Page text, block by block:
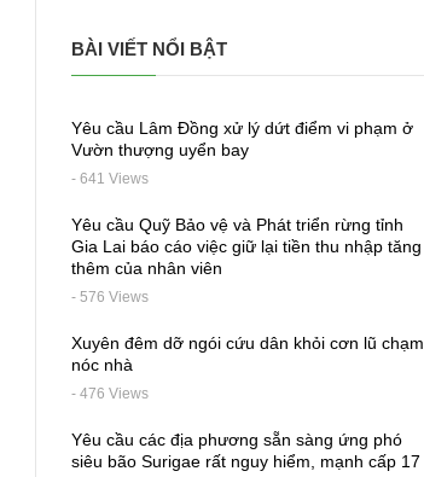
BÀI VIẾT NỔI BẬT
Yêu cầu Lâm Đồng xử lý dứt điểm vi phạm ở
Vườn thượng uyển bay
- 641 Views
Yêu cầu Quỹ Bảo vệ và Phát triển rừng tỉnh
Gia Lai báo cáo việc giữ lại tiền thu nhập tăng
thêm của nhân viên
- 576 Views
Xuyên đêm dỡ ngói cứu dân khỏi cơn lũ chạm
nóc nhà
- 476 Views
Yêu cầu các địa phương sẵn sàng ứng phó
siêu bão Surigae rất nguy hiểm, mạnh cấp 17